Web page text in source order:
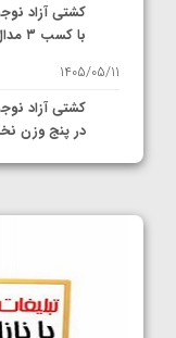
کشتی آزاد
با کسب ۳ مدال طلا، ۱ نقره و ۲ مدال برنز
1405/05/11
کشتی آزاد
در پنج وزن
1405/05/11
کشتی آزاد
ایران مشخص